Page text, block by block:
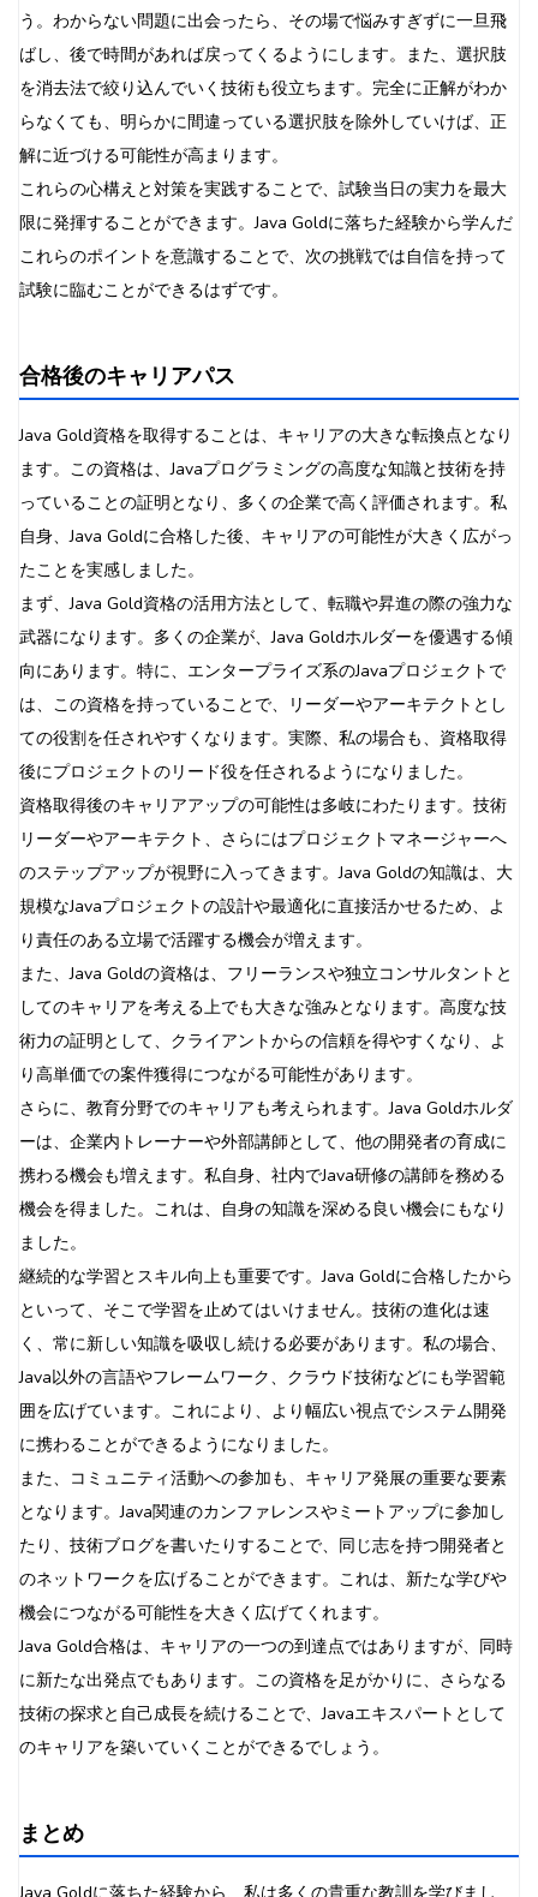
う。わからない問題に出会ったら、その場で悩みすぎずに一旦飛
ばし、後で時間があれば戻ってくるようにします。また、選択肢
を消去法で絞り込んでいく技術も役立ちます。完全に正解がわか
らなくても、明らかに間違っている選択肢を除外していけば、正
解に近づける可能性が高まります。
これらの心構えと対策を実践することで、試験当日の実力を最大
限に発揮することができます。Java Goldに落ちた経験から学んだ
これらのポイントを意識することで、次の挑戦では自信を持って
試験に臨むことができるはずです。
合格後のキャリアパス
Java Gold資格を取得することは、キャリアの大きな転換点となり
ます。この資格は、Javaプログラミングの高度な知識と技術を持
っていることの証明となり、多くの企業で高く評価されます。私
自身、Java Goldに合格した後、キャリアの可能性が大きく広がっ
たことを実感しました。
まず、Java Gold資格の活用方法として、転職や昇進の際の強力な
武器になります。多くの企業が、Java Goldホルダーを優遇する傾
向にあります。特に、エンタープライズ系のJavaプロジェクトで
は、この資格を持っていることで、リーダーやアーキテクトとし
ての役割を任されやすくなります。実際、私の場合も、資格取得
後にプロジェクトのリード役を任されるようになりました。
資格取得後のキャリアアップの可能性は多岐にわたります。技術
リーダーやアーキテクト、さらにはプロジェクトマネージャーへ
のステップアップが視野に入ってきます。Java Goldの知識は、大
規模なJavaプロジェクトの設計や最適化に直接活かせるため、よ
り責任のある立場で活躍する機会が増えます。
また、Java Goldの資格は、フリーランスや独立コンサルタントと
してのキャリアを考える上でも大きな強みとなります。高度な技
術力の証明として、クライアントからの信頼を得やすくなり、よ
り高単価での案件獲得につながる可能性があります。
さらに、教育分野でのキャリアも考えられます。Java Goldホルダ
ーは、企業内トレーナーや外部講師として、他の開発者の育成に
携わる機会も増えます。私自身、社内でJava研修の講師を務める
機会を得ました。これは、自身の知識を深める良い機会にもなり
ました。
継続的な学習とスキル向上も重要です。Java Goldに合格したから
といって、そこで学習を止めてはいけません。技術の進化は速
く、常に新しい知識を吸収し続ける必要があります。私の場合、
Java以外の言語やフレームワーク、クラウド技術などにも学習範
囲を広げています。これにより、より幅広い視点でシステム開発
に携わることができるようになりました。
また、コミュニティ活動への参加も、キャリア発展の重要な要素
となります。Java関連のカンファレンスやミートアップに参加し
たり、技術ブログを書いたりすることで、同じ志を持つ開発者と
のネットワークを広げることができます。これは、新たな学びや
機会につながる可能性を大きく広げてくれます。
Java Gold合格は、キャリアの一つの到達点ではありますが、同時
に新たな出発点でもあります。この資格を足がかりに、さらなる
技術の探求と自己成長を続けることで、Javaエキスパートとして
のキャリアを築いていくことができるでしょう。
まとめ